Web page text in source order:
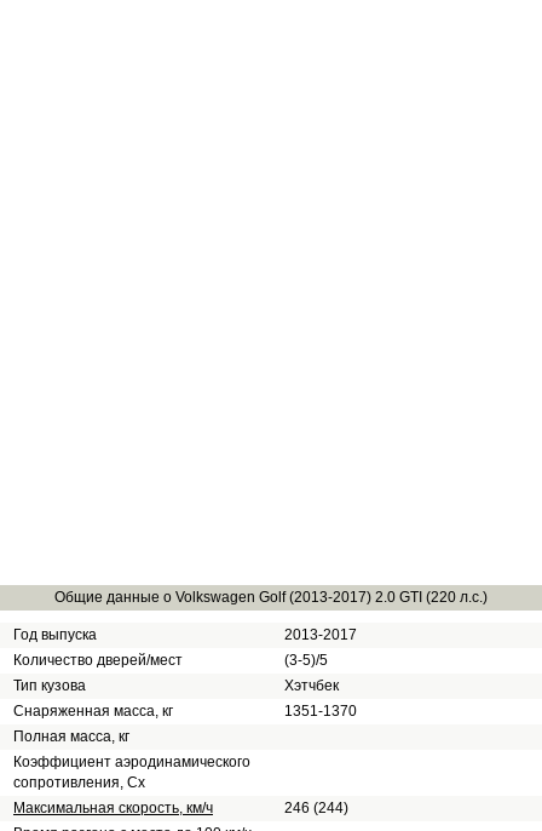
Общие данные о Volkswagen Golf (2013-2017) 2.0 GTI (220 л.с.)
Год выпуска
2013-2017
Количество дверей/мест
(3-5)/5
Тип кузова
Хэтчбек
Снаряженная масса, кг
1351-1370
Полная масса, кг
Коэффициент аэродинамического
сопротивления, Сх
Максимальная скорость, км/ч
246 (244)